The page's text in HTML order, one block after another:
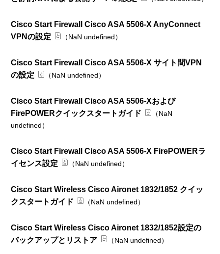
Cisco Start Firewall Cisco ASA 5506-X AnyConnect
VPNの設定
（NaN undefined）
Cisco Start Firewall Cisco ASA 5506-X サイト間VPN
の設定
（NaN undefined）
Cisco Start Firewall Cisco ASA 5506-Xおよび
FirePOWERクイックスタートガイド
（NaN
undefined）
Cisco Start Firewall Cisco ASA 5506-X FirePOWERラ
イセンス設定
（NaN undefined）
Cisco Start Wireless Cisco Aironet 1832/1852 クイッ
クスタートガイド
（NaN undefined）
Cisco Start Wireless Cisco Aironet 1832/1852設定の
バックアップとリストア
（NaN undefined）